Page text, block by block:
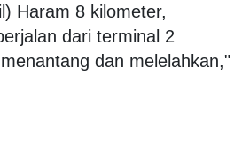
Haram 8 kilometer,
dari terminal 2
dan melelahkan,"